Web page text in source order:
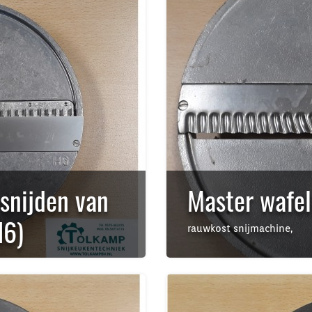
van
Master
rauwkost snijmachine,